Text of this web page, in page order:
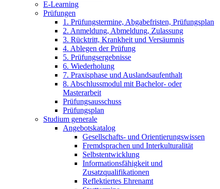
E-Learning
Prüfungen
1. Prüfungstermine, Abgabefristen, Prüfungsplan
2. Anmeldung, Abmeldung, Zulassung
3. Rücktritt, Krankheit und Versäumnis
4. Ablegen der Prüfung
5. Prüfungsergebnisse
6. Wiederholung
7. Praxisphase und Auslandsaufenthalt
8. Abschlussmodul mit Bachelor- oder
Masterarbeit
Prüfungsausschuss
Prüfungsplan
Studium generale
Angebotskatalog
Gesellschafts- und Orientierungswissen
Fremdsprachen und Interkulturalität
Selbstentwicklung
Informationsfähigkeit und
Zusatzqualifikationen
Reflektiertes Ehrenamt